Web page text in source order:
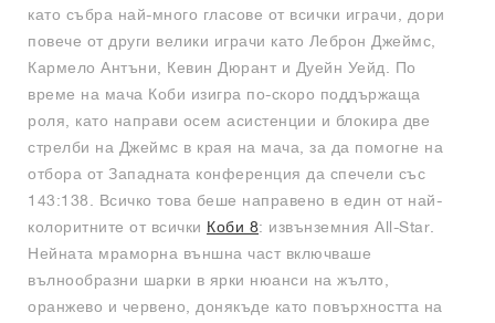
като събра най-много гласове от всички играчи, дори
повече от други велики играчи като Леброн Джеймс,
Кармело Антъни, Кевин Дюрант и Дуейн Уейд. По
време на мача Коби изигра по-скоро поддържаща
роля, като направи осем асистенции и блокира две
стрелби на Джеймс в края на мача, за да помогне на
отбора от Западната конференция да спечели със
143:138. Всичко това беше направено в един от най-
колоритните от всички Коби 8: извънземния All-Star.
Нейната мраморна външна част включваше
вълнообразни шарки в ярки нюанси на жълто,
оранжево и червено, донякъде като повърхността на